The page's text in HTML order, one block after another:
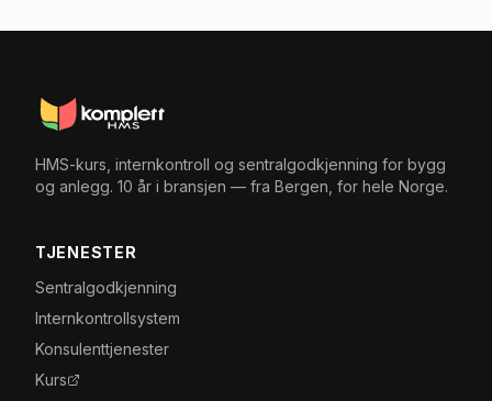
HMS-kurs, internkontroll og sentralgodkjenning for bygg
og anlegg. 10 år i bransjen — fra Bergen, for hele Norge.
TJENESTER
Sentralgodkjenning
Internkontrollsystem
Konsulenttjenester
Kurs